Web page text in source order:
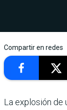
Compartir en redes
La explosión de